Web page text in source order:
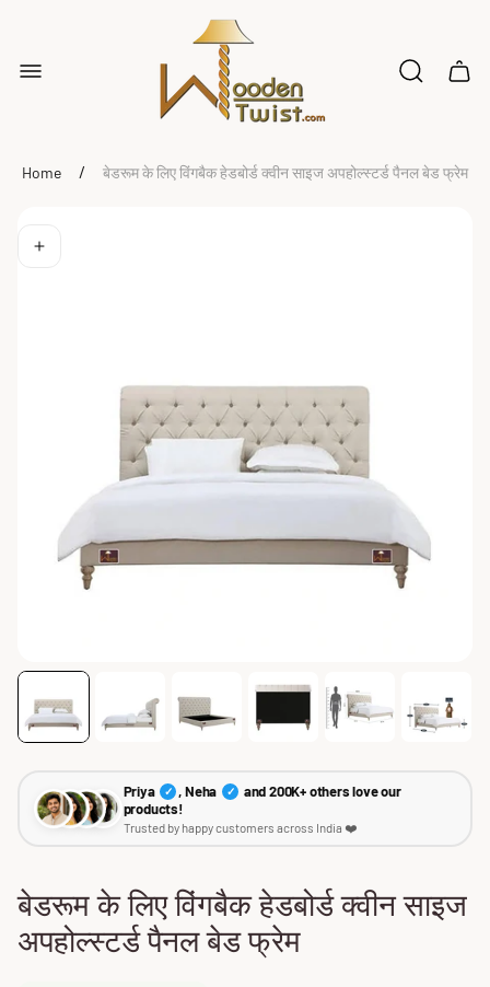
logo"
Cart
Home / बेडरूम के लिए विंगबैक हेडबोर्ड क्वीन साइज अपहोल्स्टर्ड पैनल बेड फ्रेम
Priya ✓ , Neha ✓
and 200K+ others love our
products!
Trusted by happy customers across India ❤️
बेडरूम के लिए विंगबैक हेडबोर्ड क्वीन साइज
अपहोल्स्टर्ड पैनल बेड फ्रेम